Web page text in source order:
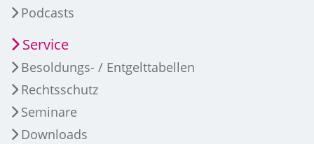
Podcasts
Service
Besoldungs- / Entgelttabellen
Rechtsschutz
Seminare
Downloads